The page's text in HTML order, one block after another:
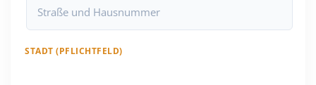
STADT (PFLICHTFELD)